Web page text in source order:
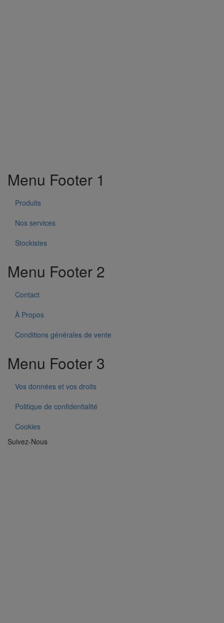
Menu Footer 1
Produits
Nos services
Stockistes
Menu Footer 2
Contact
À Propos
Conditions générales de vente
Menu Footer 3
Vos données et vos droits
Politique de confidentialité
Cookies
Suivez-Nous